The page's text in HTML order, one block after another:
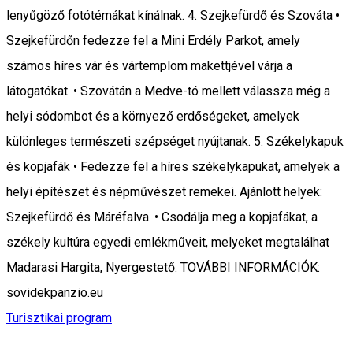
lenyűgöző fotótémákat kínálnak. 4. Szejkefürdő és Szováta •
Szejkefürdőn fedezze fel a Mini Erdély Parkot, amely
számos híres vár és vártemplom makettjével várja a
látogatókat. • Szovátán a Medve-tó mellett válassza még a
helyi sódombot és a környező erdőségeket, amelyek
különleges természeti szépséget nyújtanak. 5. Székelykapuk
és kopjafák • Fedezze fel a híres székelykapukat, amelyek a
helyi építészet és népművészet remekei. Ajánlott helyek:
Szejkefürdő és Máréfalva. • Csodálja meg a kopjafákat, a
székely kultúra egyedi emlékműveit, melyeket megtalálhat
Madarasi Hargita, Nyergestető. TOVÁBBI INFORMÁCIÓK:
sovidekpanzio.eu
Turisztikai program